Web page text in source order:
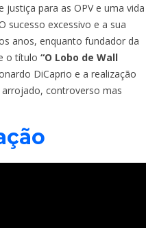
para as OPV e uma vida
sucesso excessivo e a sua
anos, enquanto fundador da
o título “O Lobo de Wall
DiCaprio e a realização
controverso mas